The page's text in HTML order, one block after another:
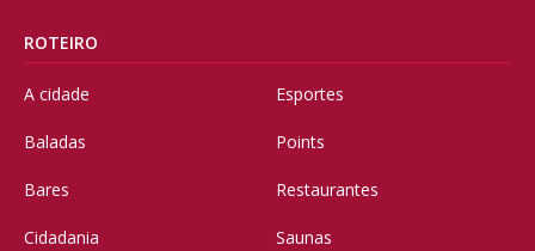
ROTEIRO
A cidade
Baladas
Bares
Cidadania
Esportes
Points
Restaurantes
Saunas